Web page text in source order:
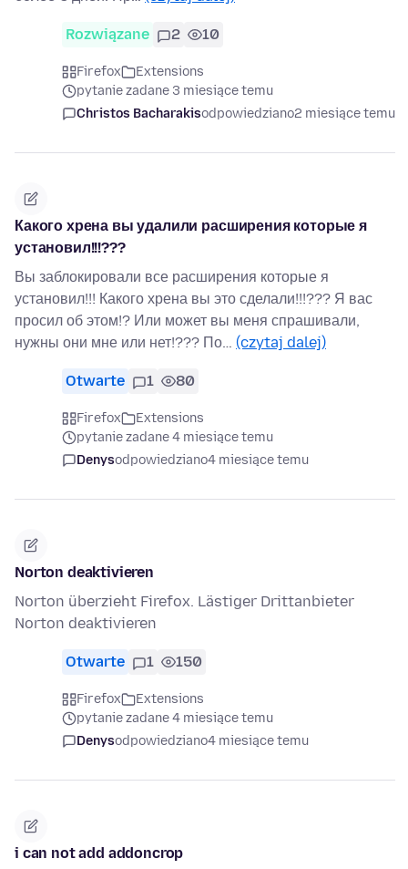
Rozwiązane 2 10
Firefox
Extensions
pytanie zadane 3 miesiące temu
Christos Bacharakisodpowiedziano2 miesiące temu
Какого хрена вы удалили расширения которые я
установил!!!???
Вы заблокировали все расширения которые я
установил!!! Какого хрена вы это сделали!!!??? Я вас
просил об этом!? Или может вы меня спрашивали,
нужны они мне или нет!??? По… (czytaj dalej)
Otwarte 1 80
Firefox
Extensions
pytanie zadane 4 miesiące temu
Denysodpowiedziano4 miesiące temu
Norton deaktivieren
Norton überzieht Firefox. Lästiger Drittanbieter
Norton deaktivieren
Otwarte 1 150
Firefox
Extensions
pytanie zadane 4 miesiące temu
Denysodpowiedziano4 miesiące temu
i can not add addoncrop